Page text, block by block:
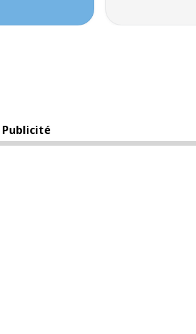
Publicité